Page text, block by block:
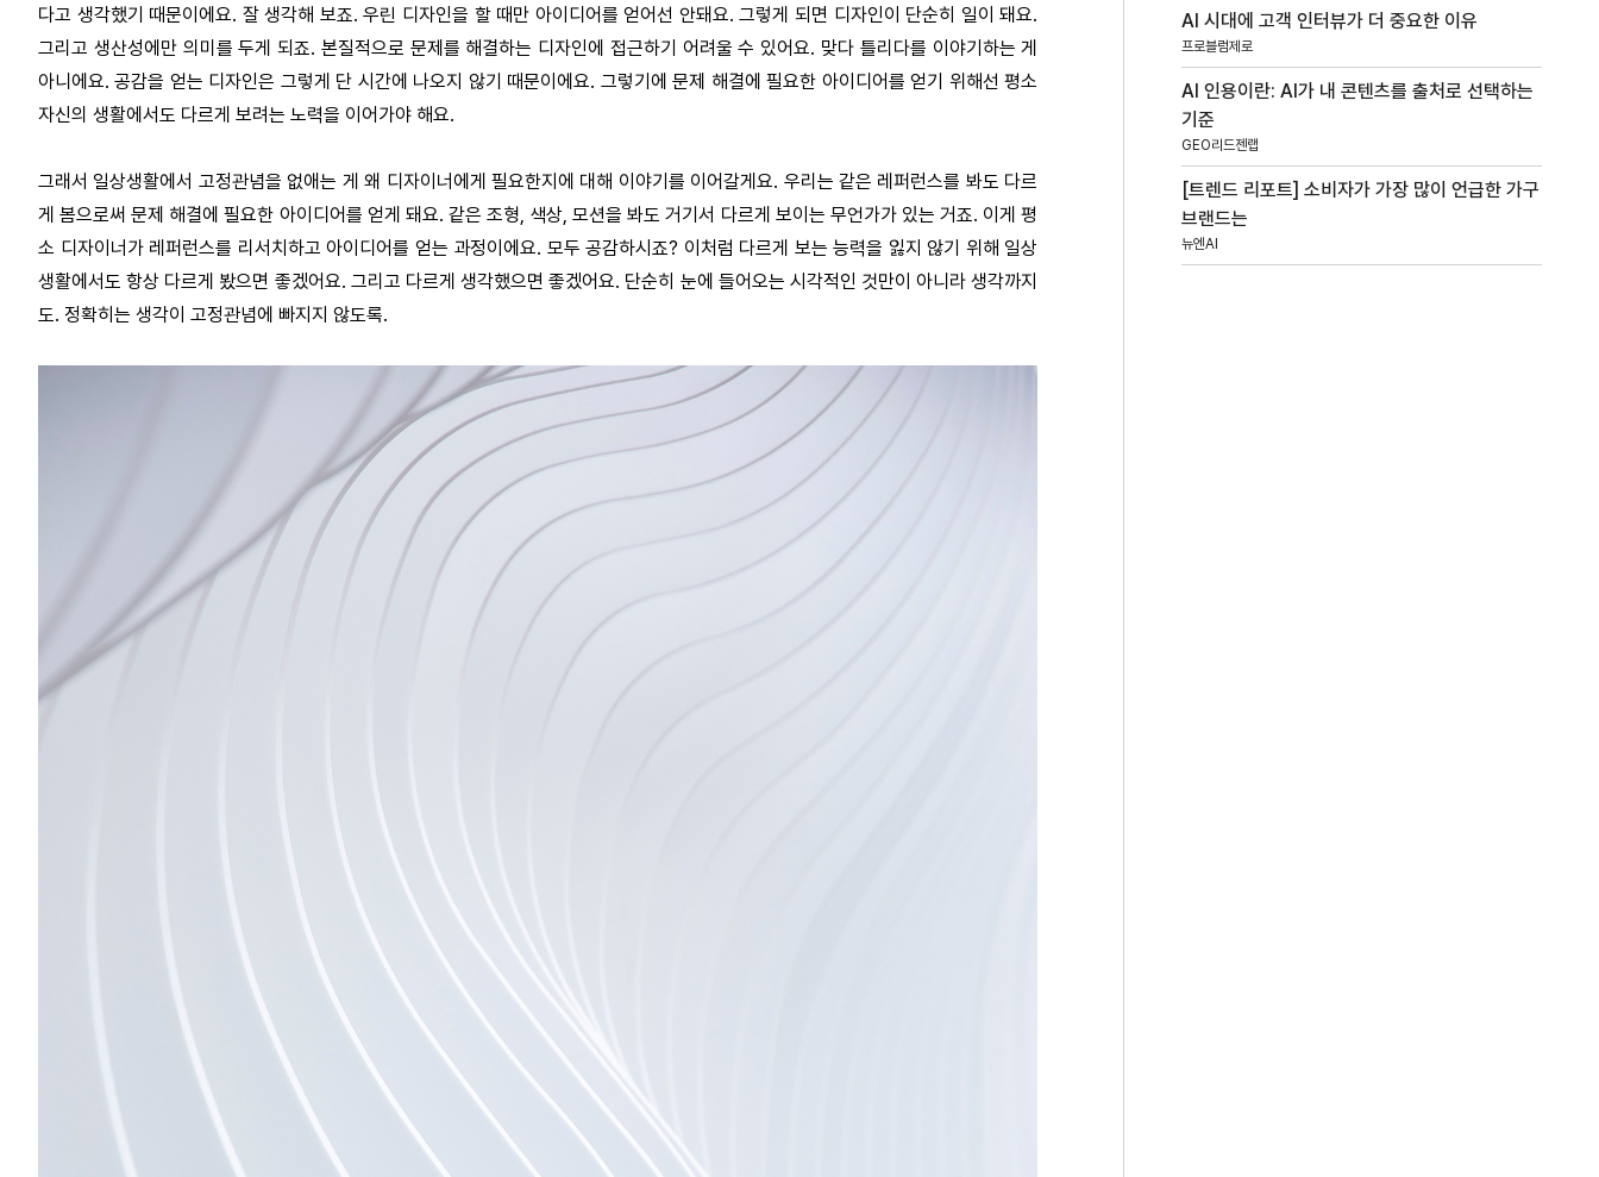
다고 생각했기 때문이에요. 잘 생각해 보죠. 우린 디자인을 할 때만 아이디어를 얻어선 안돼요. 그렇게 되면 디자인이 단순히 일이 돼요.
그리고 생산성에만 의미를 두게 되죠. 본질적으로 문제를 해결하는 디자인에 접근하기 어려울 수 있어요. 맞다 틀리다를 이야기하는 게
아니에요. 공감을 얻는 디자인은 그렇게 단 시간에 나오지 않기 때문이에요. 그렇기에 문제 해결에 필요한 아이디어를 얻기 위해선 평소
자신의 생활에서도 다르게 보려는 노력을 이어가야 해요.
그래서 일상생활에서 고정관념을 없애는 게 왜 디자이너에게 필요한지에 대해 이야기를 이어갈게요. 우리는 같은 레퍼런스를 봐도 다르
게 봄으로써 문제 해결에 필요한 아이디어를 얻게 돼요. 같은 조형, 색상, 모션을 봐도 거기서 다르게 보이는 무언가가 있는 거죠. 이게 평
소 디자이너가 레퍼런스를 리서치하고 아이디어를 얻는 과정이에요. 모두 공감하시죠? 이처럼 다르게 보는 능력을 잃지 않기 위해 일상
생활에서도 항상 다르게 봤으면 좋겠어요. 그리고 다르게 생각했으면 좋겠어요. 단순히 눈에 들어오는 시각적인 것만이 아니라 생각까지
도. 정확히는 생각이 고정관념에 빠지지 않도록.
AI 시대에 고객 인터뷰가 더 중요한 이유
프로블럼제로
AI 인용이란: AI가 내 콘텐츠를 출처로 선택하는
기준
GEO리드젠랩
[트렌드 리포트] 소비자가 가장 많이 언급한 가구
브랜드는
뉴엔AI